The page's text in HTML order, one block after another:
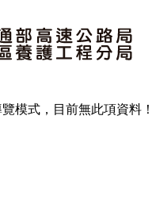
模式，目前無此項資料！